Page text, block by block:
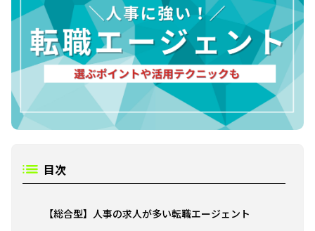
目次
【総合型】人事の求人が多い転職エージェント